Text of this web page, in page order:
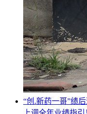
“创.新药一哥”绩